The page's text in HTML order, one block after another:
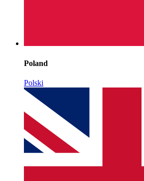
Poland
Polski